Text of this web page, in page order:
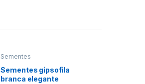
Sementes
Sementes gipsofila
branca elegante